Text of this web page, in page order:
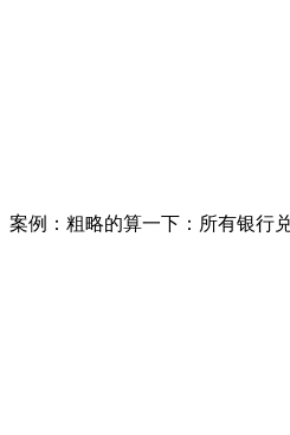
例：粗略的算一下：所有银行